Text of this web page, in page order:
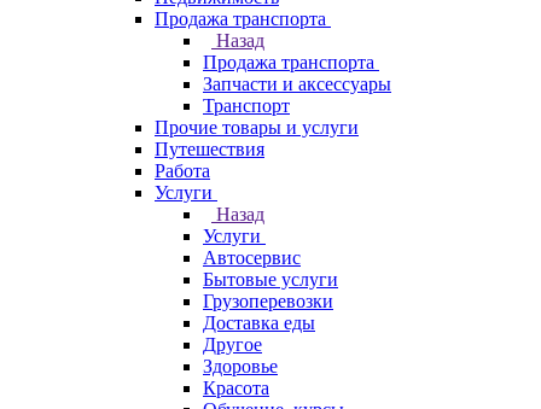
Продажа транспорта
Назад
Продажа транспорта
Запчасти и аксессуары
Транспорт
Прочие товары и услуги
Путешествия
Работа
Услуги
Назад
Услуги
Автосервис
Бытовые услуги
Грузоперевозки
Доставка еды
Другое
Здоровье
Красота